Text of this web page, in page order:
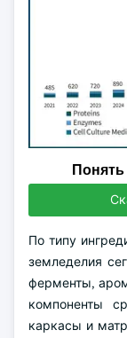
По типу
земледелия
ферменты,
компоненты
каркасы и